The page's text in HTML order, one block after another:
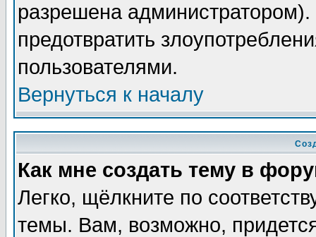
разрешена
предотвратить
пользователями.
Вернуться к началу
Как мне создать тему в
Легко, щёлкните по
темы. Вам, возможно,